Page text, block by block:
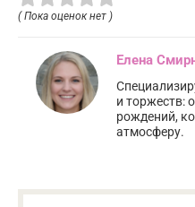
( Пока оценок нет )
Елена
и торжеств:
рождений,
атмосферу.